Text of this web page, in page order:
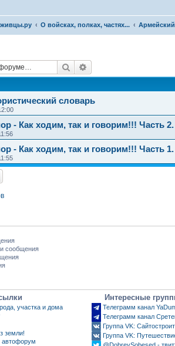
О войсках, полках, частях...
Поиск
словарь
- Как ходим, так и говорим!!! Часть 2.
- Как ходим, так и говорим!!! Часть 1.
сообщения
участка и дома
земли!
автофорум
Интересные
Телеграмм канал
Телеграмм канал
Группа VK:
Группа VK: